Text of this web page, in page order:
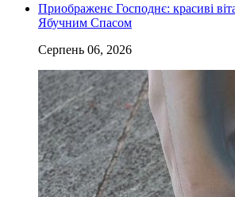
Приображенє Господнє: красиві
Ябучним Спасом
Серпень 06, 2026